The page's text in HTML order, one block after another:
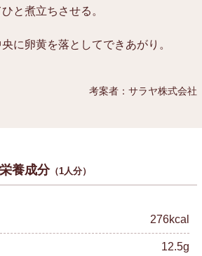
と煮立ちさせる。
に卵黄を落としてできあがり。
考案者：サラヤ株式会社
栄養成分（1人分）
276kcal
12.5g